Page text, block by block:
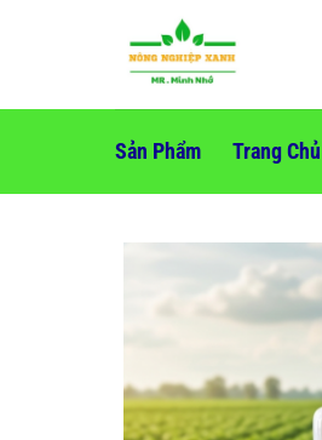
Sản Phẩm Trang Chủ